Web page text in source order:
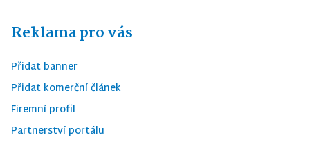
Reklama pro vás
Přidat banner
Přidat komerční článek
Firemní profil
Partnerství portálu